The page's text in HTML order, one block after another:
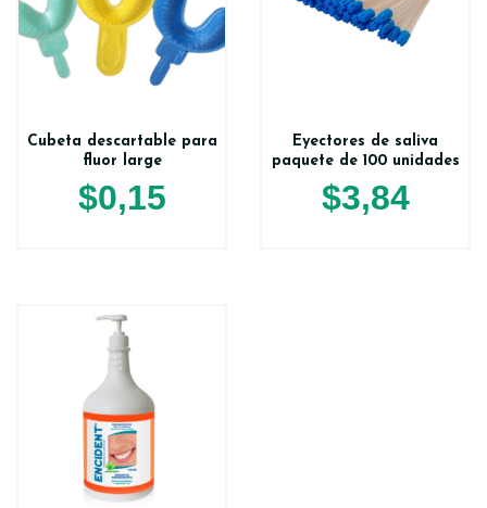
Cubeta descartable para
fluor large
$0,15
Eyectores de saliva
paquete de 100 unidades
$3,84